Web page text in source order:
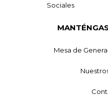
Sociales
Mesa de